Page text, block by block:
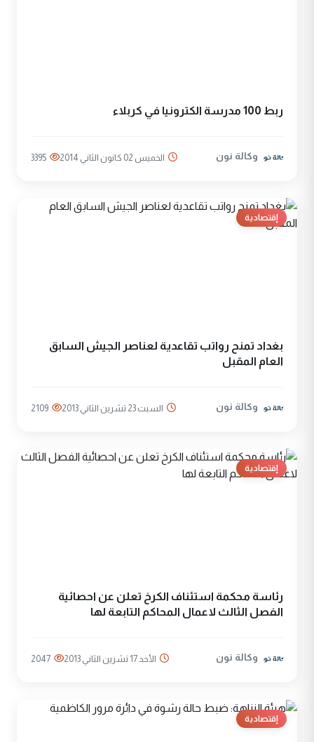
ربط 100 مدرسة الكترونيا في كربلاء
وكالة نون الخميس 02 كانون الثاني 2014 3395
إقتصادية
بغداد تمنح رواتب تقاعدية لعناصر الجيش السابق
العام المقبل
وكالة نون السبت 23 تشرين الثاني 2013 2109
إقتصادية
رئاسة محكمة استئناف الكرخ تعلن عن احصائية
الفصل الثالث لاعمال المحاكم التابعة لها
وكالة نون الأحد 17 تشرين الثاني 2013 2047
إقتصادية